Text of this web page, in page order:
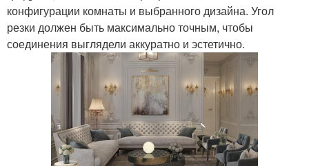
конфигурации комнаты и выбранного дизайна. Угол
резки должен быть максимально точным, чтобы
соединения выглядели аккуратно и эстетично.